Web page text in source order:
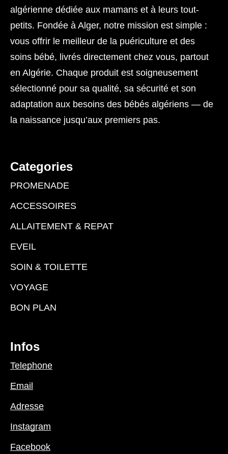
algérienne dédiée aux mamans et à leurs tout-
petits. Fondée à Alger, notre mission est simple :
vous offrir le meilleur de la puériculture et des
soins bébé, livrés directement chez vous, partout
en Algérie. Chaque produit est soigneusement
sélectionné pour sa qualité, sa sécurité et son
adaptation aux besoins des bébés algériens — de
la naissance jusqu’aux premiers pas.
Categories
PROMENADE
ACCESSOIRES
ALLAITEMENT & REPAT
EVEIL
SOIN & TOILETTE
VOYAGE
BON PLAN
Infos
Telephone
Email
Adresse
Instagram
Facebook